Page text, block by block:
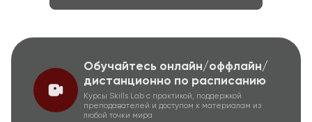
Обучайтесь онлайн/оффлайн/
дистанционно по расписанию
Курсы Skills Lab с практикой, поддержкой
преподавателей и доступом к материалам из
любой точки мира